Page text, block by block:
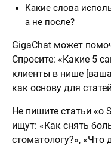
Какие слова
а не после?
GigaChat может
Спросите: «Какие 5
клиенты в нише
как основу для
Не пишите статьи «о
ищут: «Как снять
стоматологу?», «Что